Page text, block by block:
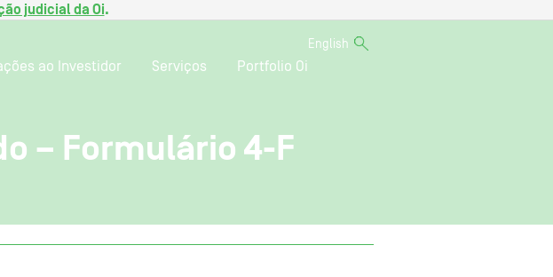
judicial da Oi.
English
ao Investidor Serviços Portfolio Oi
– Formulário 4-F